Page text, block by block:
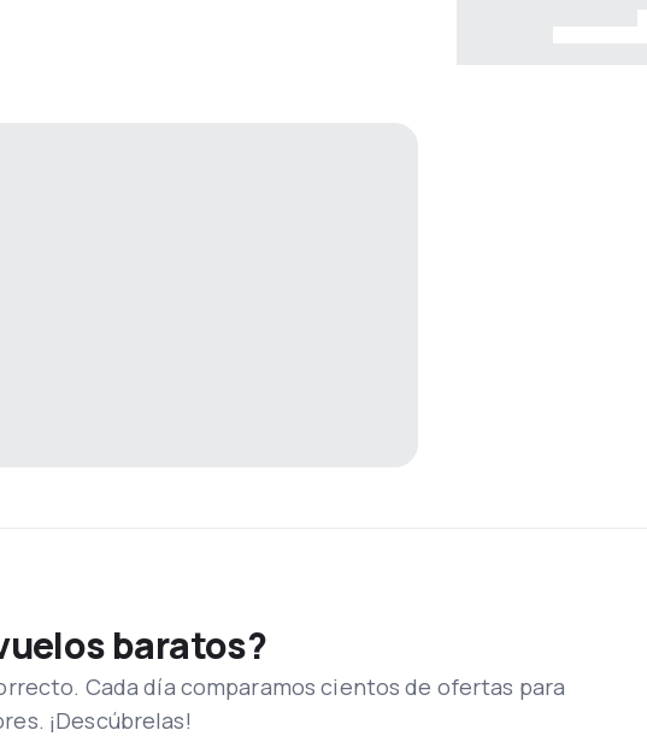
baratos?
Cada día comparamos cientos de ofertas para
¡Descúbrelas!